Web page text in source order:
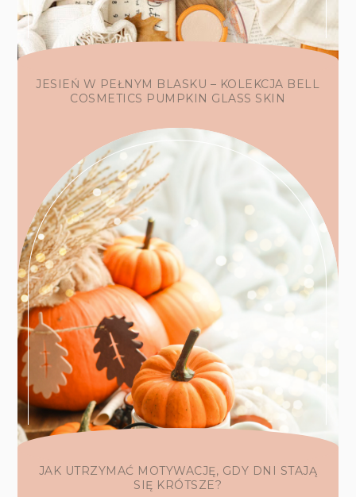
JESIEŃ W PEŁNYM BLASKU – KOLEKCJA BELL
COSMETICS PUMPKIN GLASS SKIN
JAK UTRZYMAĆ MOTYWACJĘ, GDY DNI STAJĄ
SIĘ KRÓTSZE?